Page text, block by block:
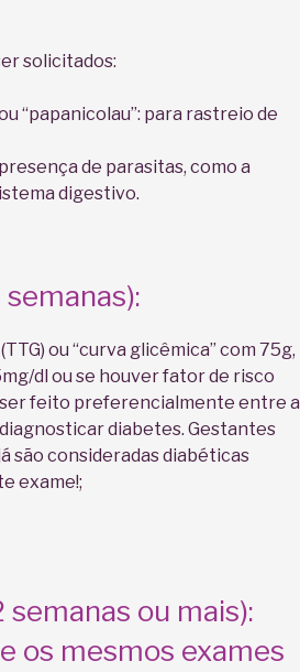
solicitados:
“papanicolau”: para rastreio de
de parasitas, como a
digestivo.
ou “curva glicêmica” com 75g,
dl ou se houver fator de risco
feito preferencialmente entre a
diabetes. Gestantes
são consideradas diabéticas
exame!;
ou mais):
os mesmos exames